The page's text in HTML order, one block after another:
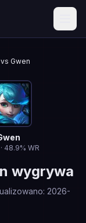
vs Gwen
· 48.9% WR
wygrywa
: 2026-